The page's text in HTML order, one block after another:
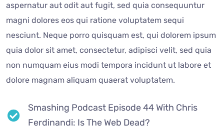
aspernatur aut odit aut fugit, sed quia consequuntur
magni dolores eos qui ratione voluptatem sequi
nesciunt. Neque porro quisquam est, qui dolorem ipsum
quia dolor sit amet, consectetur, adipisci velit, sed quia
non numquam eius modi tempora incidunt ut labore et
dolore magnam aliquam quaerat voluptatem.
Smashing Podcast Episode 44 With Chris
Ferdinandi: Is The Web Dead?